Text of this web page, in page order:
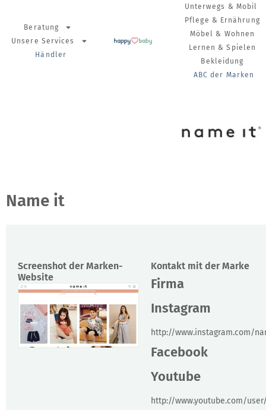
Beratung
Unsere Services
Händler
Unterwegs & Mobil
Pflege & Ernährung
Möbel & Wohnen
Lernen & Spielen
Bekleidung
ABC der Marken
Name it
Screenshot der Marken-
Website
Kontakt mit der Marke
Firma
Instagram
http://www.instagram.com/
Facebook
Youtube
http://www.youtube.com/